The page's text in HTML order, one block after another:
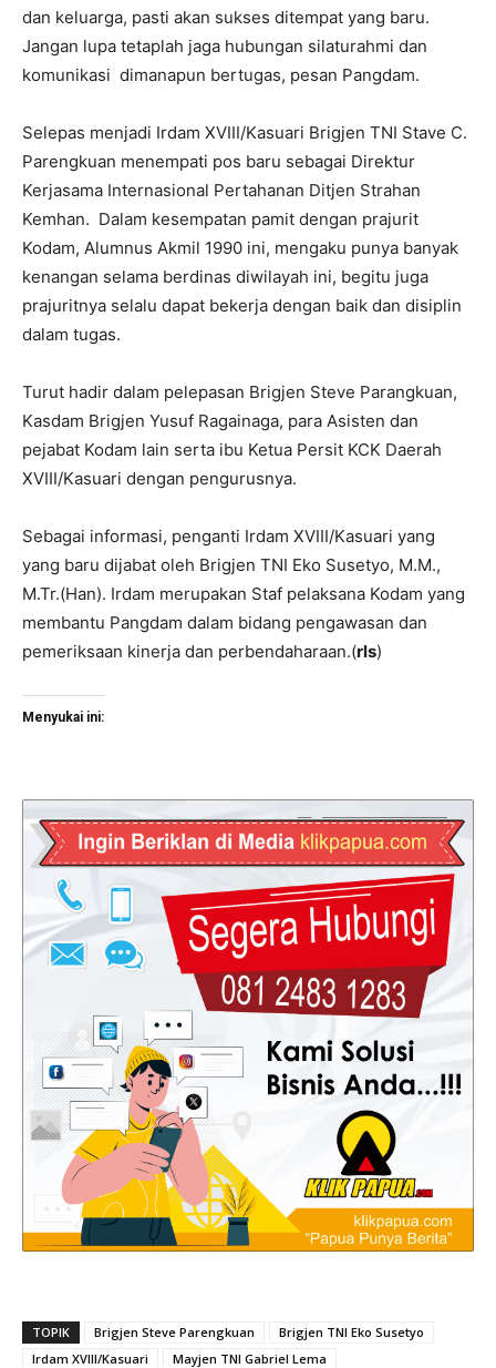
dan keluarga, pasti akan sukses ditempat yang baru.
Jangan lupa tetaplah jaga hubungan silaturahmi dan
komunikasi dimanapun bertugas, pesan Pangdam.
Selepas menjadi Irdam XVIII/Kasuari Brigjen TNI Stave C.
Parengkuan menempati pos baru sebagai Direktur
Kerjasama Internasional Pertahanan Ditjen Strahan
Kemhan. Dalam kesempatan pamit dengan prajurit
Kodam, Alumnus Akmil 1990 ini, mengaku punya banyak
kenangan selama berdinas diwilayah ini, begitu juga
prajuritnya selalu dapat bekerja dengan baik dan disiplin
dalam tugas.
Turut hadir dalam pelepasan Brigjen Steve Parangkuan,
Kasdam Brigjen Yusuf Ragainaga, para Asisten dan
pejabat Kodam lain serta ibu Ketua Persit KCK Daerah
XVIII/Kasuari dengan pengurusnya.
Sebagai informasi, penganti Irdam XVIII/Kasuari yang
yang baru dijabat oleh Brigjen TNI Eko Susetyo, M.M.,
M.Tr.(Han). Irdam merupakan Staf pelaksana Kodam yang
membantu Pangdam dalam bidang pengawasan dan
pemeriksaan kinerja dan perbendaharaan.(rls)
Menyukai ini:
TOPIK Brigjen Steve Parengkuan
Brigjen TNI Eko Susetyo
Irdam XVIII/Kasuari
Mayjen TNI Gabriel Lema